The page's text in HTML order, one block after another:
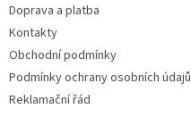
Doprava a platba
Kontakty
Obchodní podmínky
Podmínky ochrany osobních údajů
Reklamační řád